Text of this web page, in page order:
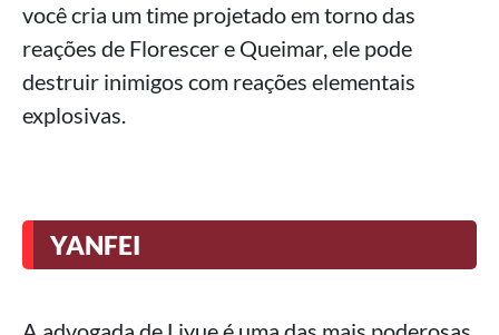
você cria um time projetado em torno das
reações de Florescer e Queimar, ele pode
destruir inimigos com reações elementais
explosivas.
YANFEI